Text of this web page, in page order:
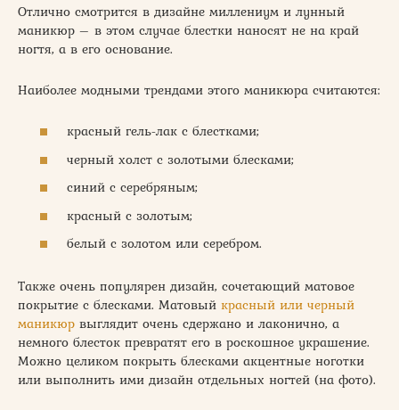
Отлично смотрится в дизайне миллениум и лунный
маникюр – в этом случае блестки наносят не на край
ногтя, а в его основание.
Наиболее модными трендами этого маникюра считаются:
красный гель-лак с блестками;
черный холст с золотыми блесками;
синий с серебряным;
красный с золотым;
белый с золотом или серебром.
Также очень популярен дизайн, сочетающий матовое
покрытие с блесками. Матовый красный или черный
маникюр выглядит очень сдержано и лаконично, а
немного блесток превратят его в роскошное украшение.
Можно целиком покрыть блесками акцентные ноготки
или выполнить ими дизайн отдельных ногтей (на фото).